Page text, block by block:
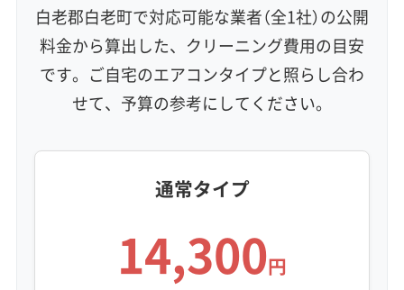
エコ洗剤使用
アレルギー対策
ハウスダスト除去
地域密着型
フランチャイズ
利便性・サービス (12)
定額料金 複数台割引 初回割引
定期メンテナンス
年末年始対応
防カビ・抗菌 消臭処理 防汚コーティング
白老郡白老町で対応可能な業者（全1社）の公開
料金から算出した、クリーニング費用の目安
です。ご自宅のエアコンタイプと照らし合わ
せて、予算の参考にしてください。
通常タイプ
14,300円